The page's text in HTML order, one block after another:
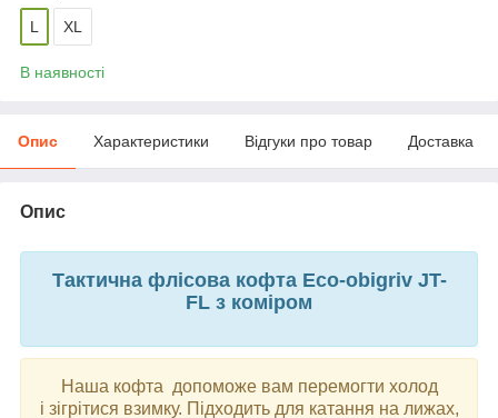
L XL
В наявності
Опис Характеристики Відгуки про товар Доставка
Опис
Тактична флісова кофта Eco-obigriv JT-
FL з коміром
Наша кофта допоможе вам перемогти холод
і зігрітися взимку. Підходить для катання на лижах,